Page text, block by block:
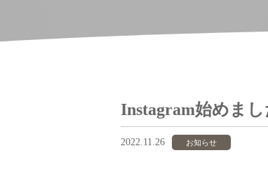
Instagram始めまし
2022.11.26 お知らせ